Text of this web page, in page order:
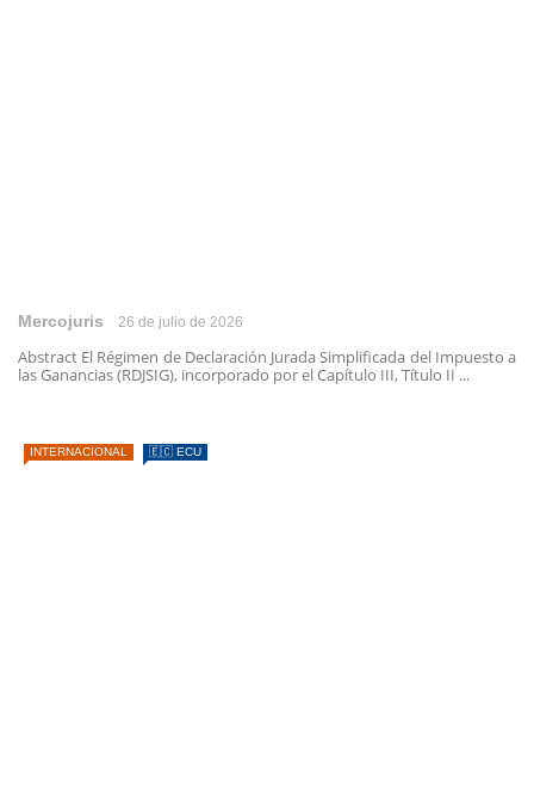
Mercojuris 26 de julio de 2026
Abstract El Régimen de Declaración Jurada Simplificada del Impuesto a
las Ganancias (RDJSIG), incorporado por el Capítulo III, Título II ...
INTERNACIONAL 🇪🇨 ECU